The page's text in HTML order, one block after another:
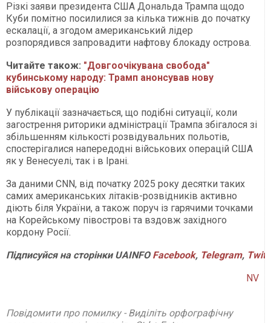
Різкі заяви президента США Дональда Трампа щодо
Куби помітно посилилися за кілька тижнів до початку
ескалації, а згодом американський лідер
розпорядився запровадити нафтову блокаду острова.
Читайте також: "Довгоочікувана свобода"
кубинському народу: Трамп анонсував нову
військову операцію
У публікації зазначається, що подібні ситуації, коли
загострення риторики адміністрації Трампа збігалося зі
збільшенням кількості розвідувальних польотів,
спостерігалися напередодні військових операцій США
як у Венесуелі, так і в Ірані.
За даними CNN, від початку 2025 року десятки таких
самих американських літаків-розвідників активно
діють біля України, а також поруч із гарячими точками
на Корейському півострові та вздовж західного
кордону Росії.
ПідписуйсянасторінкиUAINFO Facebook, Telegram,
NV
Повідомити про помилку - Виділіть орфографічну